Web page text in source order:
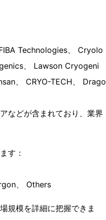
Technologies、 Cryolo
、 Lawson Cryogeni
、 CRYO-TECH、 Drago
などが含まれており、業界
す：
、 Others
規模を詳細に把握できま